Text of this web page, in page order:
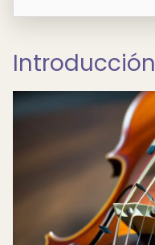
Introducción